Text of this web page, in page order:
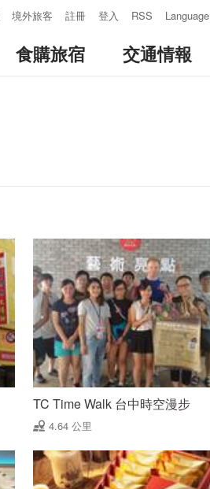
境外旅客 註冊 登入 RSS Language
食購旅宿 交通情報
TC Time Walk 台中時空漫步
4.64 公里